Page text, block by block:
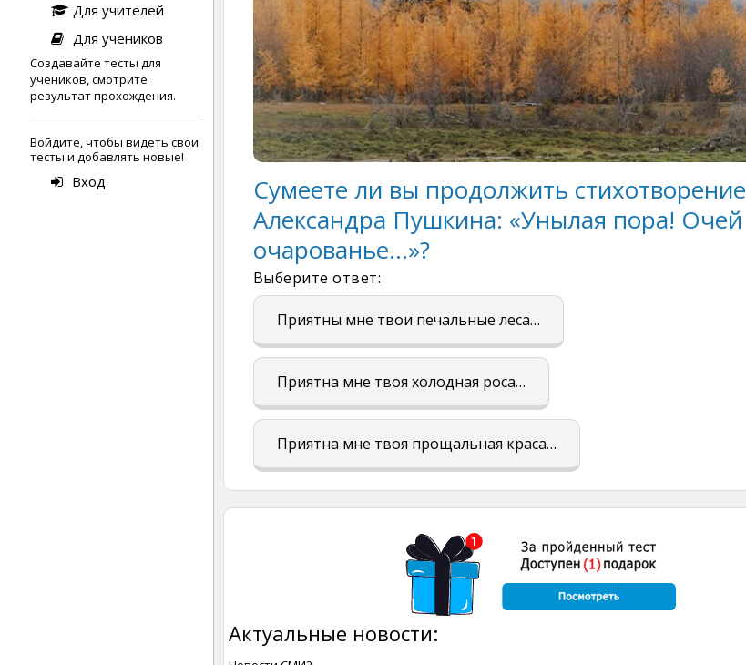
Для учителей
Для учеников
Создавайте тесты для
учеников, смотрите
результат прохождения.
Войдите, чтобы видеть свои
тесты и добавлять новые!
Вход
Сумеете ли вы продолжить стихотворение
Александра Пушкина: «Унылая пора! Очей
очарованье...»?
Выберите ответ:
Приятны мне твои печальные леса…
Приятна мне твоя холодная роса…
Приятна мне твоя прощальная краса…
Актуальные новости: